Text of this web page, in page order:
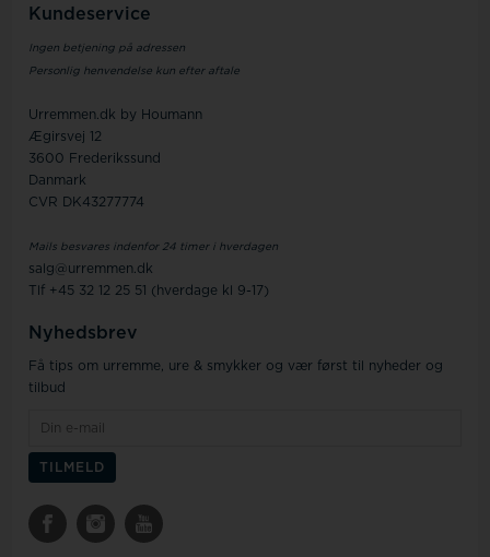
Kundeservice
Ingen betjening på adressen
Personlig henvendelse kun efter aftale
Urremmen.dk by Houmann
Ægirsvej 12
3600 Frederikssund
Danmark
CVR DK43277774
Mails besvares indenfor 24 timer i hverdagen
salg@urremmen.dk
Tlf +45 32 12 25 51 (hverdage kl 9-17)
Nyhedsbrev
Få tips om urremme, ure & smykker og vær først til nyheder og
tilbud